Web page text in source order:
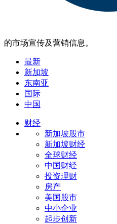
的市场宣传及营销信息。
最新
新加坡
东南亚
国际
中国
财经
新加坡股市
新加坡财经
全球财经
中国财经
投资理财
房产
美国股市
中小企业
起步创新